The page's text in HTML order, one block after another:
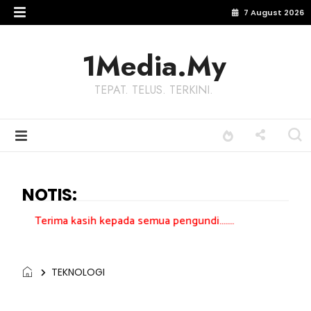
7 August 2026
1Media.My
TEPAT. TELUS. TERKINI.
NOTIS:
kepada semua pengundi.......
TEKNOLOGI